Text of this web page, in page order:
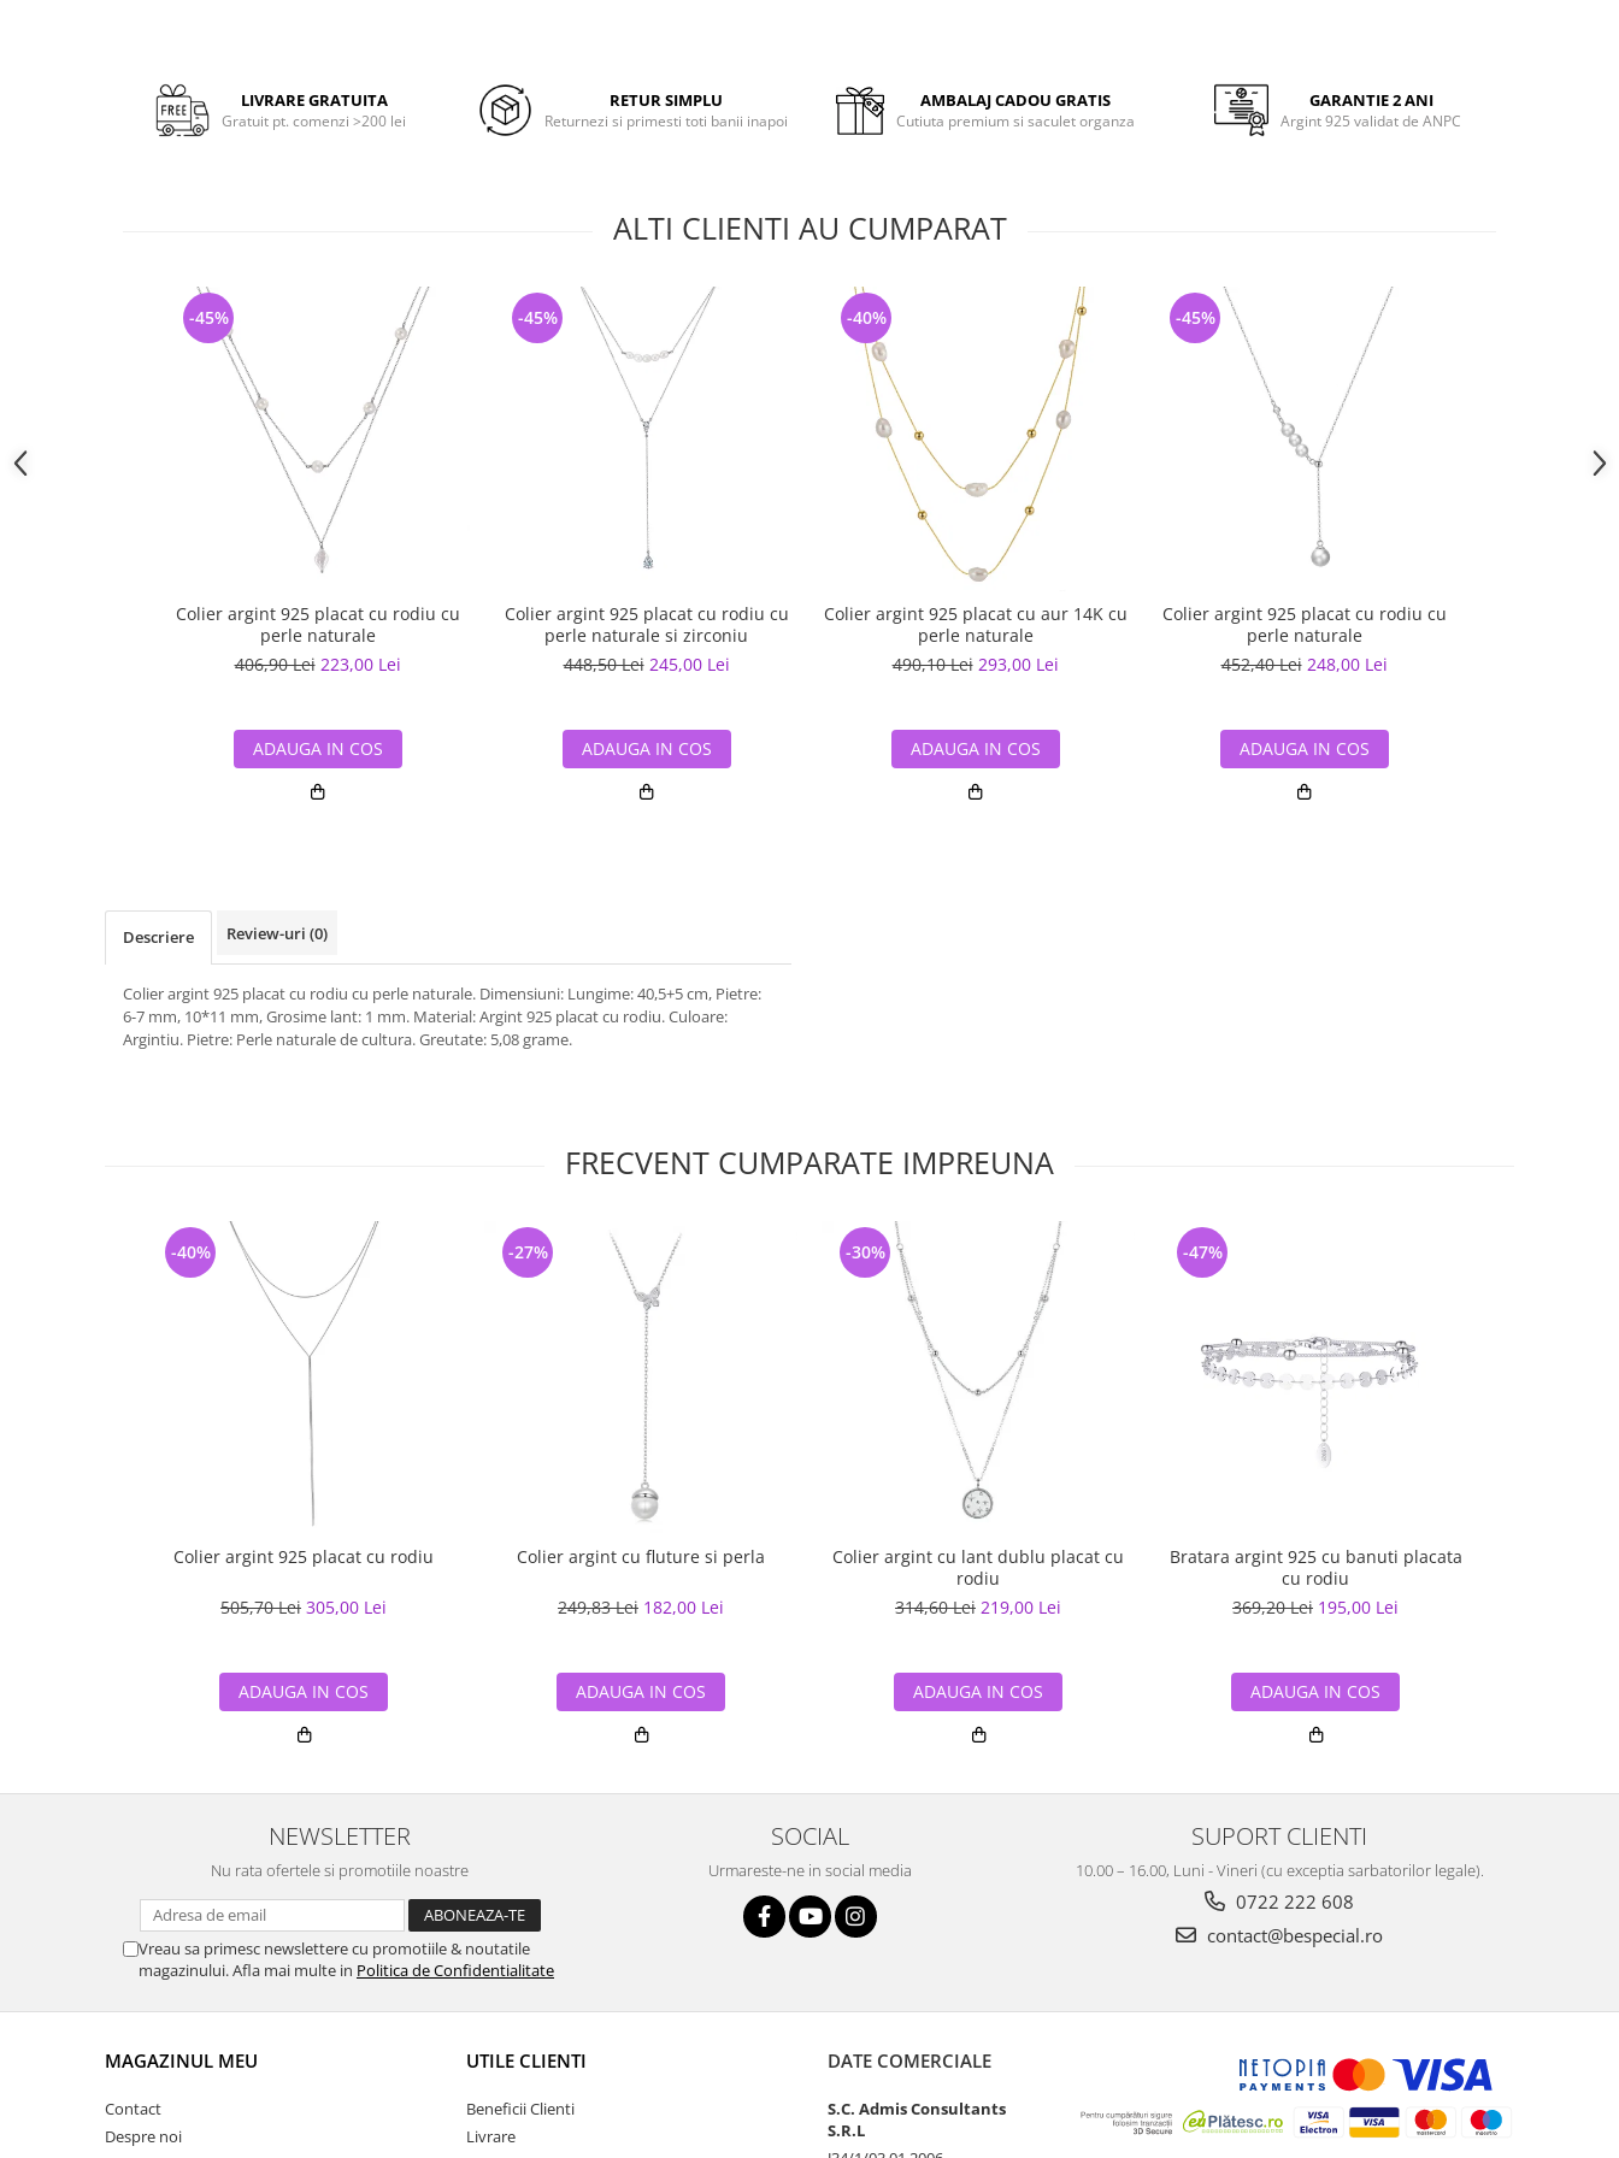
LIVRARE GRATUITA
Gratuit pt. comenzi >200 lei
RETUR SIMPLU
Returnezi si primesti toti banii inapoi
AMBALAJ CADOU GRATIS
Cutiuta premium si saculet organza
GARANTIE 2 ANI
Argint 925 validat de ANPC
ALTI CLIENTI AU CUMPARAT
Colier argint 925 placat cu rodiu cu
perle naturale
406,90 Lei 223,00 Lei
-45%
ADAUGA IN COS
Colier argint 925 placat cu rodiu cu
perle naturale si zirconiu
448,50 Lei 245,00 Lei
-45%
ADAUGA IN COS
Colier argint 925 placat cu aur 14K cu
perle naturale
490,10 Lei 293,00 Lei
-40%
ADAUGA IN COS
Colier argint 925 placat cu rodiu cu
perle naturale
452,40 Lei 248,00 Lei
-45%
ADAUGA IN COS
Descriere Review-uri (0)
Colier argint 925 placat cu rodiu cu perle naturale. Dimensiuni: Lungime: 40,5+5 cm, Pietre:
6-7 mm, 10*11 mm, Grosime lant: 1 mm. Material: Argint 925 placat cu rodiu. Culoare:
Argintiu. Pietre: Perle naturale de cultura. Greutate: 5,08 grame.
FRECVENT CUMPARATE IMPREUNA
Colier argint 925 placat cu rodiu
505,70 Lei 305,00 Lei
-40%
ADAUGA IN COS
Colier argint cu fluture si perla
249,83 Lei 182,00 Lei
-27%
ADAUGA IN COS
Colier argint cu lant dublu placat cu
rodiu
314,60 Lei 219,00 Lei
-30%
ADAUGA IN COS
Bratara argint 925 cu banuti placata
cu rodiu
369,20 Lei 195,00 Lei
-47%
ADAUGA IN COS
NEWSLETTER
Nu rata ofertele si promotiile noastre
Vreau sa primesc newslettere cu promotiile & noutatile
magazinului. Afla mai multe in Politica de Confidentialitate
SOCIAL
Urmareste-ne in social media
SUPORT CLIENTI
10.00 – 16.00, Luni - Vineri (cu exceptia sarbatorilor legale).
0722 222 608
contact@bespecial.ro
MAGAZINUL MEU
Contact
Despre noi
UTILE CLIENTI
Beneficii Clienti
Livrare
DATE COMERCIALE
S.C. Admis Consultants
S.R.L